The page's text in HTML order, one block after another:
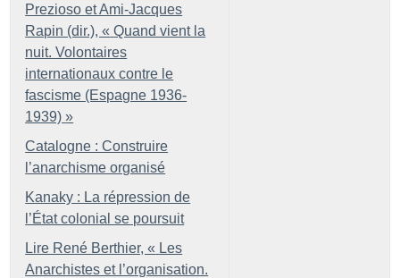
Prezioso et Ami-Jacques
Rapin (dir.), « Quand vient la
nuit. Volontaires
internationaux contre le
fascisme (Espagne 1936-
1939) »
Catalogne : Construire
l’anarchisme organisé
Kanaky : La répression de
l’État colonial se poursuit
Lire René Berthier, « Les
Anarchistes et l’organisation.